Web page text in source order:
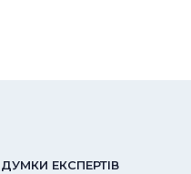
ДУМКИ ЕКСПЕРТIВ